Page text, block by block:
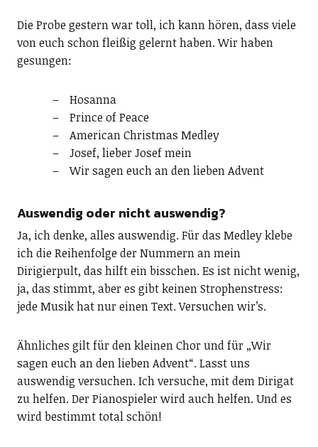
Die Probe gestern war toll, ich kann hören, dass viele
von euch schon fleißig gelernt haben. Wir haben
gesungen:
Hosanna
Prince of Peace
American Christmas Medley
Josef, lieber Josef mein
Wir sagen euch an den lieben Advent
Auswendig oder nicht auswendig?
Ja, ich denke, alles auswendig. Für das Medley klebe
ich die Reihenfolge der Nummern an mein
Dirigierpult, das hilft ein bisschen. Es ist nicht wenig,
ja, das stimmt, aber es gibt keinen Strophenstress:
jede Musik hat nur einen Text. Versuchen wir’s.
Ähnliches gilt für den kleinen Chor und für „Wir
sagen euch an den lieben Advent“. Lasst uns
auswendig versuchen. Ich versuche, mit dem Dirigat
zu helfen. Der Pianospieler wird auch helfen. Und es
wird bestimmt total schön!